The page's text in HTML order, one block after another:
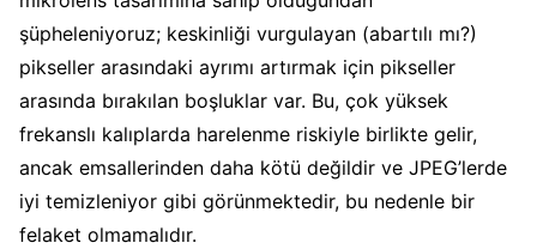
şüpheleniyoruz; keskinliği vurgulayan (abartılı mı?)
pikseller arasındaki ayrımı artırmak için pikseller
arasında bırakılan boşluklar var. Bu, çok yüksek
frekanslı kalıplarda harelenme riskiyle birlikte gelir,
ancak emsallerinden daha kötü değildir ve JPEG’lerde
iyi temizleniyor gibi görünmektedir, bu nedenle bir
felaket olmamalıdır.